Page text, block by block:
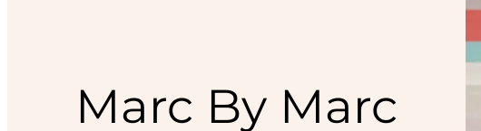
Marc By Marc